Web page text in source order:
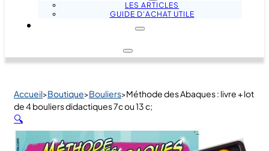
LES ARTICLES
GUIDE D'ACHAT UTILE
Accueil>Boutique>Bouliers>Méthode des Abaques : livre + lot
de 4 bouliers didactiques 7c ou 13 c;
🔍